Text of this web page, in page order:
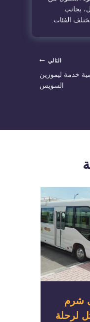
بجانب
الفئات.
التالي
خدمة ليموزين
السويس
شرم
لرحلة